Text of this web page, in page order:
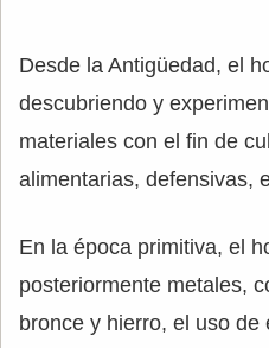
Desde la Antigüedad, el
descubriendo y
materiales con el fin de
alimentarias, defensivas,
En la época primitiva, el
posteriormente metales,
bronce y hierro, el uso